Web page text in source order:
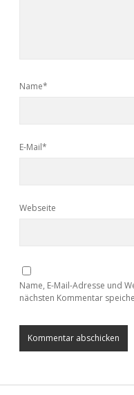
Name*
E-Mail*
Webseite
Name, E-Mail-Adresse und
nächsten Kommentar